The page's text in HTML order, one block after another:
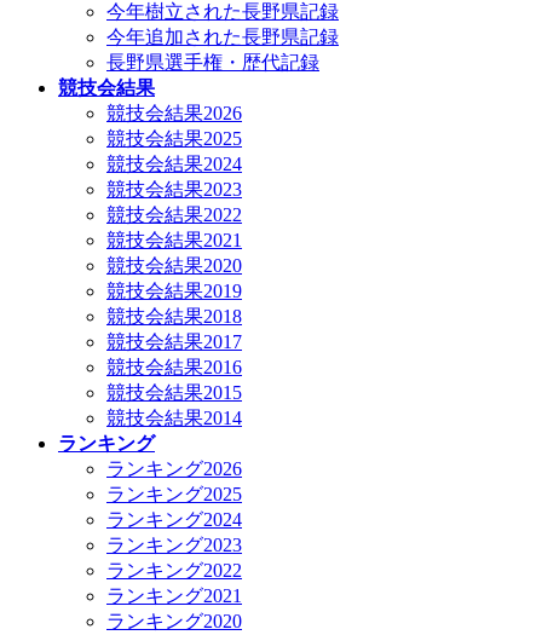
今年樹立された長野県記録
今年追加された長野県記録
長野県選手権・歴代記録
競技会結果
競技会結果2026
競技会結果2025
競技会結果2024
競技会結果2023
競技会結果2022
競技会結果2021
競技会結果2020
競技会結果2019
競技会結果2018
競技会結果2017
競技会結果2016
競技会結果2015
競技会結果2014
ランキング
ランキング2026
ランキング2025
ランキング2024
ランキング2023
ランキング2022
ランキング2021
ランキング2020